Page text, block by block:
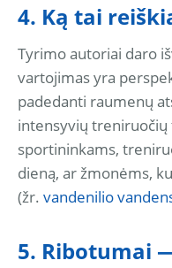
4. Ką tai
Tyrimo autoriai daro
vartojimas yra
padedanti raumenų
intensyvių treniruočių
sportininkams,
dieną, ar žmonėms,
(žr. vandenilio
5. Ribotumai